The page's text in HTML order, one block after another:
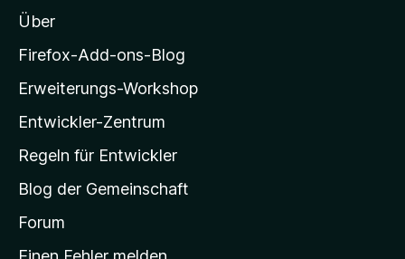
z
i
l
a
-
t
a
r
Über
Firefox-Add-ons-Blog
Erweiterungs-Workshop
Entwickler-Zentrum
Regeln für Entwickler
Blog der Gemeinschaft
Forum